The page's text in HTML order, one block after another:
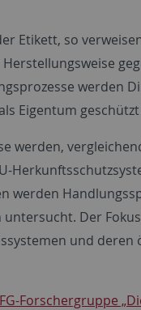
Etikett, so
werden
Eigentum
werden,
werden
Der
und
Forschergruppe